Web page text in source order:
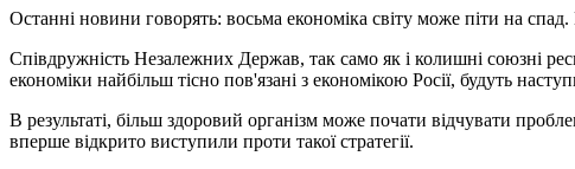
Останні новини говорять: восьма економіка світу може піти на
Співдружність Незалежних Держав, так само як і колишні союзні
економіки найбільш тісно пов'язані з економікою Росії, будуть
В результаті, більш здоровий організм може почати відчувати
вперше відкрито виступили проти такої стратегії.